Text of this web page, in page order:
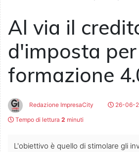
Al via il
d'imposta
formazione
Redazione ImpresaCity
26-06-
Tempo di lettura 2 minuti
L'obiettivo è quello di stimolare gli